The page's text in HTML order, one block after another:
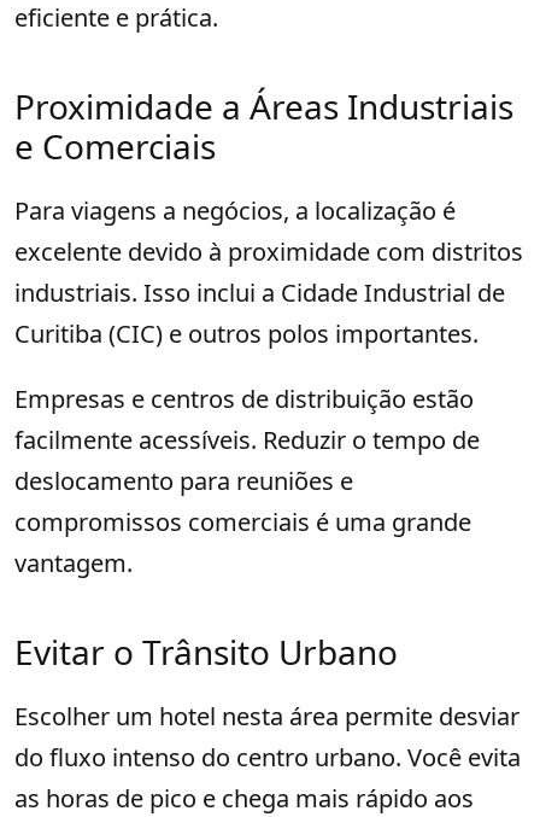
eficiente e prática.
Proximidade a Áreas Industriais
e Comerciais
Para viagens a negócios, a localização é
excelente devido à proximidade com distritos
industriais. Isso inclui a Cidade Industrial de
Curitiba (CIC) e outros polos importantes.
Empresas e centros de distribuição estão
facilmente acessíveis. Reduzir o tempo de
deslocamento para reuniões e
compromissos comerciais é uma grande
vantagem.
Evitar o Trânsito Urbano
Escolher um hotel nesta área permite desviar
do fluxo intenso do centro urbano. Você evita
as horas de pico e chega mais rápido aos